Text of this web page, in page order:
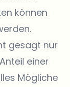
können
gesagt nur
einer
Mögliche